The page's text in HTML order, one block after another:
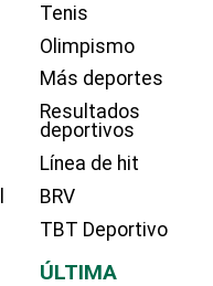
Tenis
Olimpismo
Más deportes
Resultados
deportivos
Línea de hit
BRV
TBT Deportivo
ÚLTIMA